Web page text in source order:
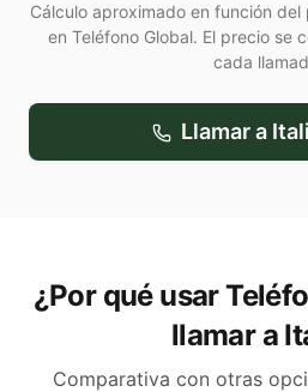
Cálculo aproximado en función
en Teléfono Global. El precio se
cada
Llamar a
¿Por qué usar
llamar a
Comparativa con otras